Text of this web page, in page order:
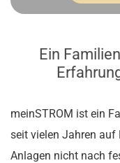
Ein
meinSTROM ist ein
seit vielen Jahren auf
Anlagen nicht nach